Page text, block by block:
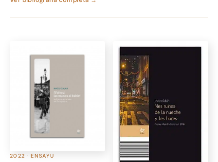
2022 · ENSAYU